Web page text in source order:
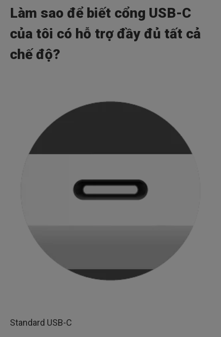
Làm sao để biết cổng USB-C
của tôi có hỗ trợ đầy đủ tất cả
chế độ?
Standard USB-C